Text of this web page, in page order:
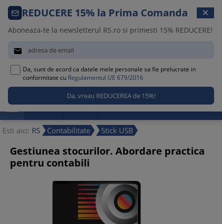
Comanda telefonica · 021 209 45 12

 Promotii Noutati Reduceri
Esti aici: RS Contabilitate Stick USB
REDUCERE 15% la Prima Comanda ✕
Aboneaza-te la newsletterul RS.ro si primesti 15% REDUCERE!

Da, sunt de acord ca datele mele personale sa fie prelucrate in
conformitate cu Regulamentul UE 679/2016
Gestiunea stocurilor. Abordare practica
pentru contabili